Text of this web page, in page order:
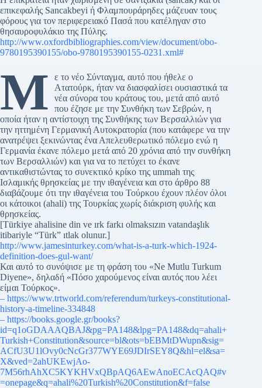
επικεφαλής Sancakbeyi ή Φλαμπουράρηδες μάζευαν τους
φόρους για τον περιφερειακό Πασά που κατέληγαν στο
θησαυροφυλάκιο της Πύλης.
http://www.oxfordbibliographies.com/view/document/obo-
9780195390155/obo-9780195390155-0231.xml#
Μ
ε το νέο Σύνταγμα, αυτό που ήθελε ο
Ατατούρκ, ήταν να διασφαλίσει ουσιαστικά τα
νέα σύνορα του κράτους του, μετά από αυτό
που έζησε με την Συνθήκη των Σεβρών, η
οποία ήταν η αντίστοιχη της Συνθήκης των Βερσαλλιών για
την ηττημένη Γερμανική Αυτοκρατορία (που κατάφερε να την
ανατρέψει ξεκινώντας ένα Απελευθερωτικό πόλεμο ενώ η
Γερμανία έκανε πόλεμο μετά από 20 χρόνια από την συνθήκη
των Βερσαλλιών) και για να το πετύχει το έκανε
αντικαθιστώντας το συνεκτικό κρίκο της ummah της
Ισλαμικής θρησκείας με την ιθαγένεια και στο άρθρο 88
διαβάζουμε ότι την ιθαγένεια του Τούρκου έχουν πλέον όλοι
οι κάτοικοι (ahali) της Τουρκίας χωρίς διάκριση φυλής και
θρησκείας.
[Türkiye ahalisine din ve ırk farkı olmaksızın vatandaşlık
itibariyle “Türk” ıtlak olunur.]
http://www.jamesinturkey.com/what-is-a-turk-which-1924-
definition-does-gul-want/
Και αυτό το συνόψισε με τη φράση του «Ne Mutlu Turkum
Diyene», δηλαδή «Πόσο χαρούμενος είναι αυτός που λέει
είμαι Τούρκος».
– https://www.trtworld.com/referendum/turkeys-constitutional-
history-a-timeline-334848
– https://books.google.gr/books?
id=q1oGDAAAQBAJ&pg=PA148&lpg=PA148&dq=ahali+
Turkish+Constitution&source=bl&ots=bEBMtDWupn&sig=
ACfU3U1lOvy0cNcGr377WYE69JDIrSEY8Q&hl=el&sa=
X&ved=2ahUKEwjAo-
7M56rhAhXC5KYKHVxQBpAQ6AEwAnoECAcQAQ#v
=onepage&q=ahali%20Turkish%20Constitution&f=false